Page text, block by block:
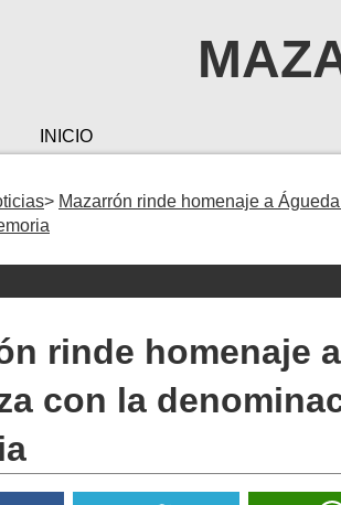
INICIO
Mazarrón rinde homenaje a
rinde homenaje
con la